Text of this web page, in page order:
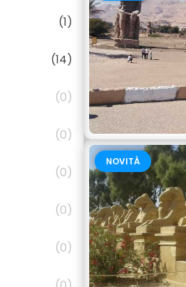
(1)
(14)
(0)
(0)
(0)
(0)
(0)
NOVITÀ